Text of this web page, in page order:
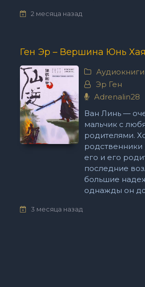
2 месяца назад
Ген Эр – Вершина Юнь Хая
Аудиокниги
Эр Ген
Adrenalin28
Ван Линь —
мальчик с
родителями.
родственники
его и его
последние
большие
однажды он
3 месяца назад